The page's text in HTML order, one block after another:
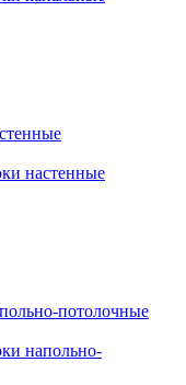
настенные
потолочные
напольно-